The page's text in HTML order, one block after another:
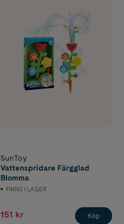
SunToy
Vattenspridare Färgglad
Blomma
FINNS I LAGER
151 kr Köp